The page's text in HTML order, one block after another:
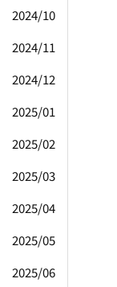
2024/10
2024/11
2024/12
2025/01
2025/02
2025/03
2025/04
2025/05
2025/06